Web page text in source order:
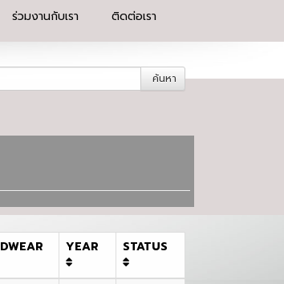
ร่วมงานกับเรา ติดต่อเรา
ค้นหา
YEAR STATUS